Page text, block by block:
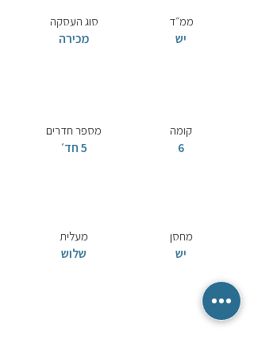
ממ״ד סוג העסקה
יש מכירה
מספר חדרים קומה
5 חד׳ 6
מעלית מחסן
שלוש יש